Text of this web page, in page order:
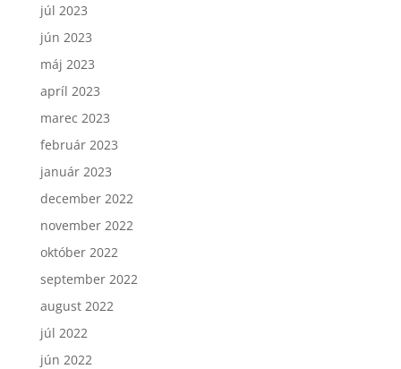
júl 2023
jún 2023
máj 2023
apríl 2023
marec 2023
február 2023
január 2023
december 2022
november 2022
október 2022
september 2022
august 2022
júl 2022
jún 2022